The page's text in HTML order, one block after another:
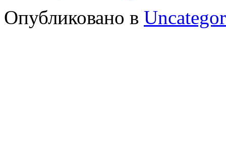
Опубликовано в